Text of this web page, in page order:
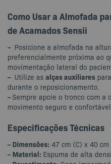
Como Usar a Almofada
de Acamados Sensii
– Posicione a almofada na
preferencialmente próxima ao
movimentação lateral do
– Utilize as alças auxiliares
durante o reposicionamento.
–Sempre apoie o tronco com a
movimento seguro e
Especificações Técnicas
– Dimensões: 47 cm (C) x 40
– Material: Espuma de alta